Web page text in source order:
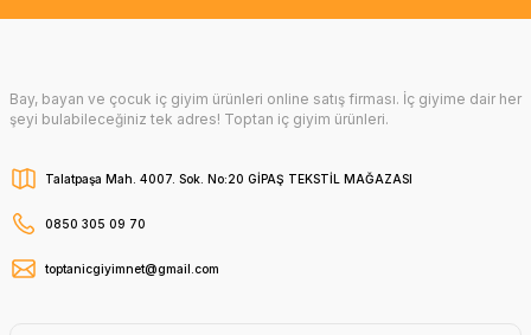
Bay, bayan ve çocuk iç giyim ürünleri online satış firması. İç giyime dair her
şeyi bulabileceğiniz tek adres! Toptan iç giyim ürünleri.
Talatpaşa Mah. 4007. Sok. No:20 GİPAŞ TEKSTİL MAĞAZASI
0850 305 09 70
toptanicgiyimnet@gmail.com